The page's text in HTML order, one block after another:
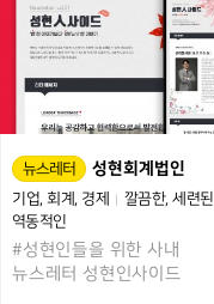
뉴스레터 성현회계법인
기업 회계 경제 깔끔한 세련된
역동적인
#성현인들을 위한 사내
뉴스레터 성현인사이드